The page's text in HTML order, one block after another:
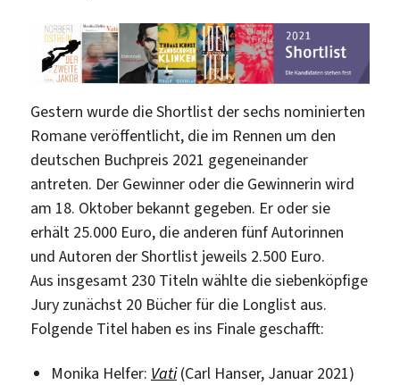
Gestern wurde die Shortlist der sechs nominierten
Romane veröffentlicht, die im Rennen um den
deutschen Buchpreis 2021 gegeneinander
antreten. Der Gewinner oder die Gewinnerin wird
am 18. Oktober bekannt gegeben. Er oder sie
erhält 25.000 Euro, die anderen fünf Autorinnen
und Autoren der Shortlist jeweils 2.500 Euro.
Aus insgesamt 230 Titeln wählte die siebenköpfige
Jury zunächst 20 Bücher für die Longlist aus.
Folgende Titel haben es ins Finale geschafft:
Monika Helfer: Vati(Carl Hanser, Januar 2021)